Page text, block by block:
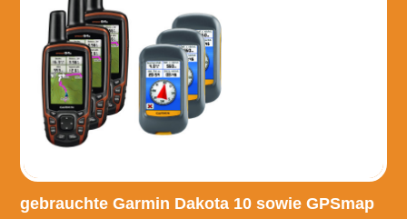
gebrauchte Garmin Dakota 10 sowie GPSmap